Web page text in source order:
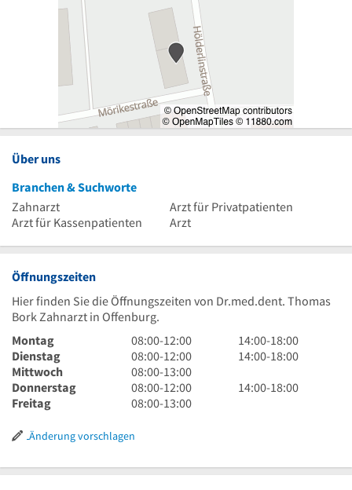
Über uns
Branchen & Suchworte
Zahnarzt
Arzt für Privatpatienten
Arzt für Kassenpatienten
Arzt
Öffnungszeiten
Hier finden Sie die Öffnungszeiten von Dr.med.dent. Thomas
Bork Zahnarzt in Offenburg.
Montag
8
Uhr
bis
12
Uhr
08:00-12:00
14
Uhr
18
14:00-18:00
Dienstag
8
Uhr
bis
12
08:00-12:00
14
bis
14:00-18:00
Mittwoch
8
Uhr
bis
Uhr
08:00-13:00
Donnerstag
8
Uhr
12
08:00-12:00
14
14:00-18:00
Freitag
8
bis
Uhr
08:00-13:00
Änderung vorschlagen